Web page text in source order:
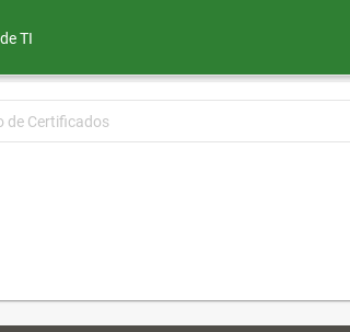
TI
de Certificados